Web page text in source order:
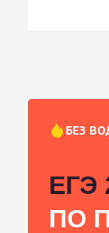
БЕЗ
ЕГЭ
ПО